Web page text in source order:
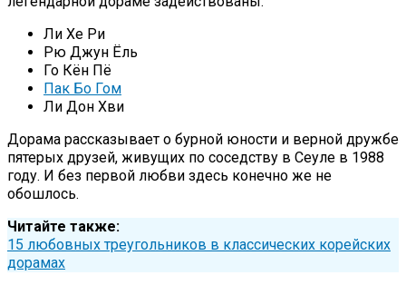
Ли Хе Ри
Рю Джун Ёль
Го Кён Пё
Пак Бо Гом
Ли Дон Хви
Дорама рассказывает о бурной юности и верной дружбе
пятерых друзей, живущих по соседству в Сеуле в 1988
году. И без первой любви здесь конечно же не
обошлось.
Читайте также:
15 любовных треугольников в классических корейских
дорамах